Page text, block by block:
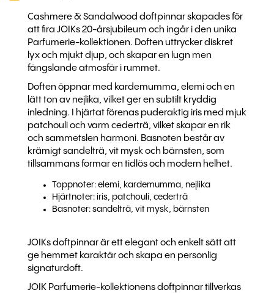
Cashmere & Sandalwood doftpinnar skapades för
att fira JOIKs 20-årsjubileum och ingår i den unika
Parfumerie-kollektionen. Doften uttrycker diskret
lyx och mjukt djup, och skapar en lugn men
fängslande atmosfär i rummet.
Doften öppnar med kardemumma, elemi och en
lätt ton av nejlika, vilket ger en subtilt kryddig
inledning. I hjärtat förenas puderaktig iris med mjuk
patchouli och varm cederträ, vilket skapar en rik
och sammetslen harmoni. Basnoten består av
krämigt sandelträ, vit mysk och bärnsten, som
tillsammans formar en tidlös och modern helhet.
Toppnoter: elemi, kardemumma, nejlika
Hjärtnoter: iris, patchouli, cederträ
Basnoter: sandelträ, vit mysk, bärnsten
JOIKs doftpinnar är ett elegant och enkelt sätt att
ge hemmet karaktär och skapa en personlig
signaturdoft.
JOIK Parfumerie-kollektionens doftpinnar tillverkas